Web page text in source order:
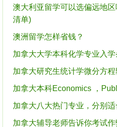
澳大利亚留学可以选偏远地
清单)
澳洲留学怎样省钱？
加拿大大学本科化学专业入学
加拿大研究生统计学微分方程
加拿大本科Economics ，
加拿大八大热门专业，分别
加拿大辅导老师告诉你考试作